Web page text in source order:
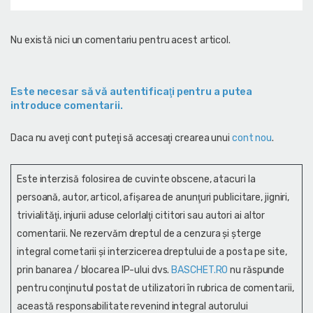
Nu există nici un comentariu pentru acest articol.
Este necesar să vă autentificaţi pentru a putea
introduce comentarii.
Daca nu aveţi cont puteţi să accesaţi crearea unui cont nou.
Este interzisă folosirea de cuvinte obscene, atacuri la
persoană, autor, articol, afişarea de anunţuri publicitare, jigniri,
trivialităţi, injurii aduse celorlalţi cititori sau autori ai altor
comentarii. Ne rezervăm dreptul de a cenzura și şterge
integral cometarii și interzicerea dreptului de a posta pe site,
prin banarea / blocarea IP-ului dvs. BASCHET.RO nu răspunde
pentru conţinutul postat de utilizatori în rubrica de comentarii,
această responsabilitate revenind integral autorului